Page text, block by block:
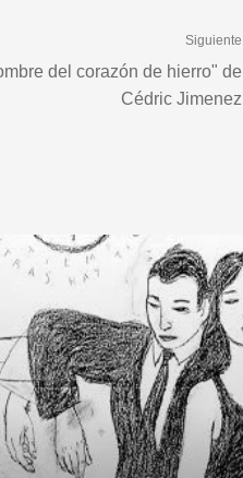
Siguiente
del corazón de hierro" de
Cédric Jimenez